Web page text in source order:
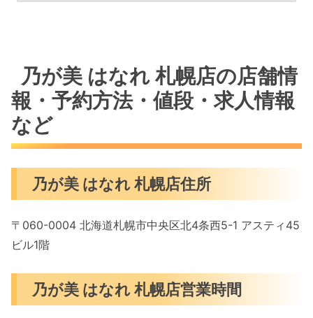
乃が美 はなれ 札幌店の店舗情
報・予約方法・値段・求人情報
など
乃が美 はなれ 札幌店住所
〒060-0004 北海道札幌市中央区北4条西5-1 アスティ45
ビル1階
乃が美 はなれ 札幌店営業時間